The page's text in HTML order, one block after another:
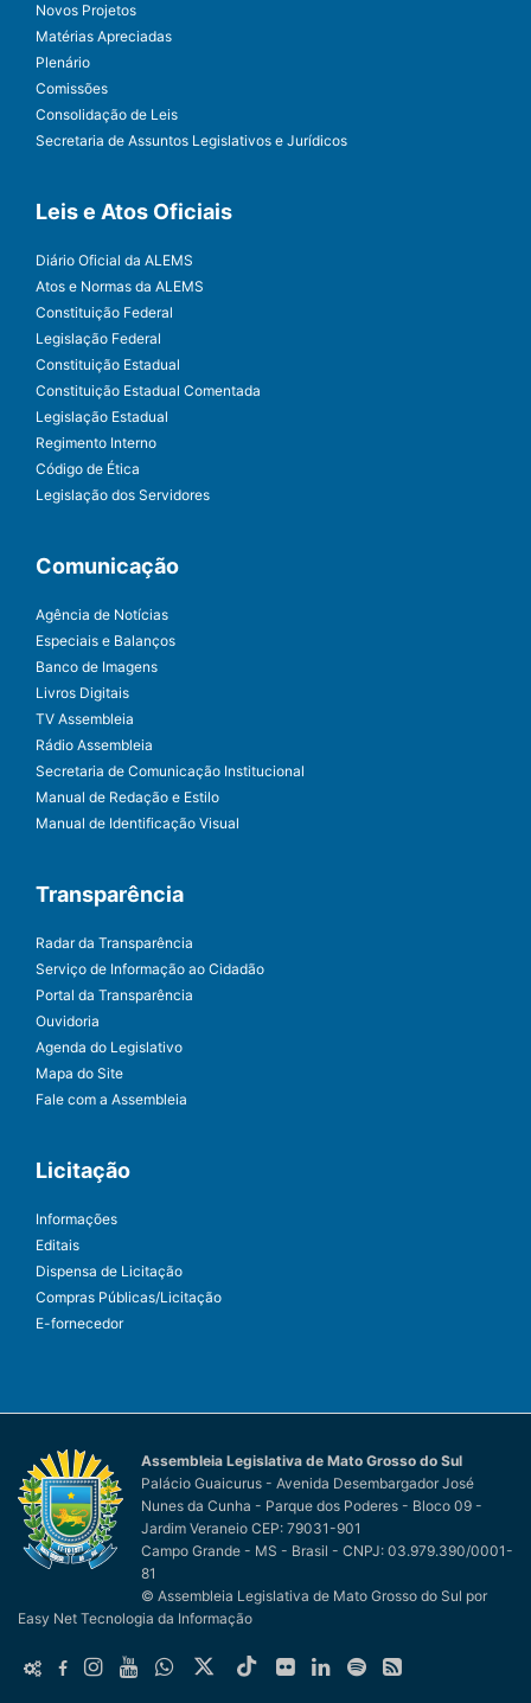
Novos Projetos
Matérias Apreciadas
Plenário
Comissões
Consolidação de Leis
Secretaria de Assuntos Legislativos e Jurídicos
Leis e Atos Oficiais
Diário Oficial da ALEMS
Atos e Normas da ALEMS
Constituição Federal
Legislação Federal
Constituição Estadual
Constituição Estadual Comentada
Legislação Estadual
Regimento Interno
Código de Ética
Legislação dos Servidores
Comunicação
Agência de Notícias
Especiais e Balanços
Banco de Imagens
Livros Digitais
TV Assembleia
Rádio Assembleia
Secretaria de Comunicação Institucional
Manual de Redação e Estilo
Manual de Identificação Visual
Transparência
Radar da Transparência
Serviço de Informação ao Cidadão
Portal da Transparência
Ouvidoria
Agenda do Legislativo
Mapa do Site
Fale com a Assembleia
Licitação
Informações
Editais
Dispensa de Licitação
Compras Públicas/Licitação
E-fornecedor
Assembleia Legislativa de Mato Grosso do Sul
Palácio Guaicurus - Avenida Desembargador José
Nunes da Cunha - Parque dos Poderes - Bloco 09 -
Jardim Veraneio CEP: 79031-901
Campo Grande - MS - Brasil - CNPJ: 03.979.390/0001-
81
© Assembleia Legislativa de Mato Grosso do Sul por
Easy Net Tecnologia da Informação